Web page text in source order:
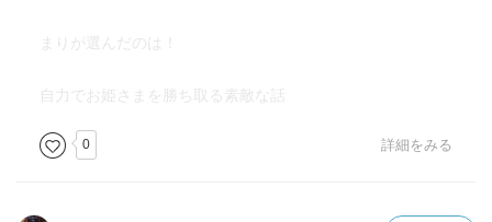
まりが選んだのは！
自力でお姫さまを勝ち取る素敵な話
0 詳細をみる